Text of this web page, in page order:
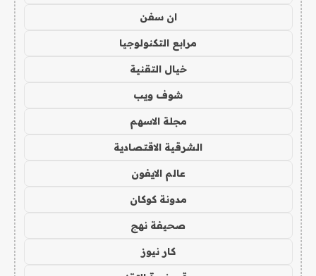
ان سفن
مرابع التكنولوجيا
خيال التقنية
شوف ويب
مجلة الاسهم
الشرقية الاقتصادية
عالم الايفون
مدونة كوكان
صحيفة نهج
كار نيوز